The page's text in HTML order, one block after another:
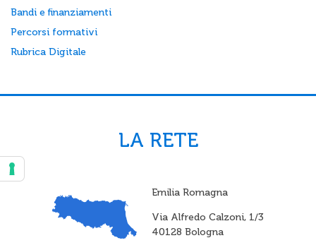
Bandi e finanziamenti
Percorsi formativi
Rubrica Digitale
LA RETE
Emilia Romagna
Via Alfredo Calzoni, 1/3
40128 Bologna